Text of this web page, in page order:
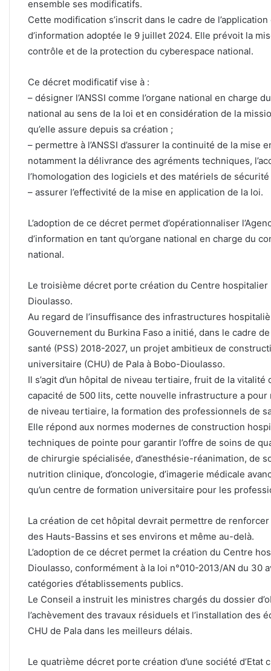
ensemble ses modificatifs.
Cette modification s’inscrit dans le cadre de
d’information adoptée le 9 juillet 2024. Elle prévoit la
contrôle et de la protection du cyberespace national.
Ce décret modificatif vise à :
– désigner l’ANSSI comme l’organe national en charge
national au sens de la loi et en considération de la
qu’elle assure depuis sa création ;
– permettre à l’ANSSI d’assurer la continuité de la
notamment la délivrance des agréments techniques,
l’homologation des logiciels et des matériels de sécurité
– assurer l’effectivité de la mise en application de la loi.
L’adoption de ce décret permet d’opérationnaliser
d’information en tant qu’organe national en charge du
national.
Le troisième décret porte création du Centre hospitalier
Dioulasso.
Au regard de l’insuffisance des infrastructures
Gouvernement du Burkina Faso a initié, dans le cadre
santé (PSS) 2018-2027, un projet ambitieux de
universitaire (CHU) de Pala à Bobo-Dioulasso.
Il s’agit d’un hôpital de niveau tertiaire, fruit de la
capacité de 500 lits, cette nouvelle infrastructure a
de niveau tertiaire, la formation des professionnels de
Elle répond aux normes modernes de construction
techniques de pointe pour garantir l’offre de soins de
de chirurgie spécialisée, d’anesthésie-réanimation, de
nutrition clinique, d’oncologie, d’imagerie médicale
qu’un centre de formation universitaire pour les
La création de cet hôpital devrait permettre de
des Hauts-Bassins et ses environs et même au-delà.
L’adoption de ce décret permet la création du Centre
Dioulasso, conformément à la loi n°010-2013/AN du 30
catégories d’établissements publics.
Le Conseil a instruit les ministres chargés du dossier
l’achèvement des travaux résiduels et l’installation des
CHU de Pala dans les meilleurs délais.
Le quatrième décret porte création d’une société d’Etat